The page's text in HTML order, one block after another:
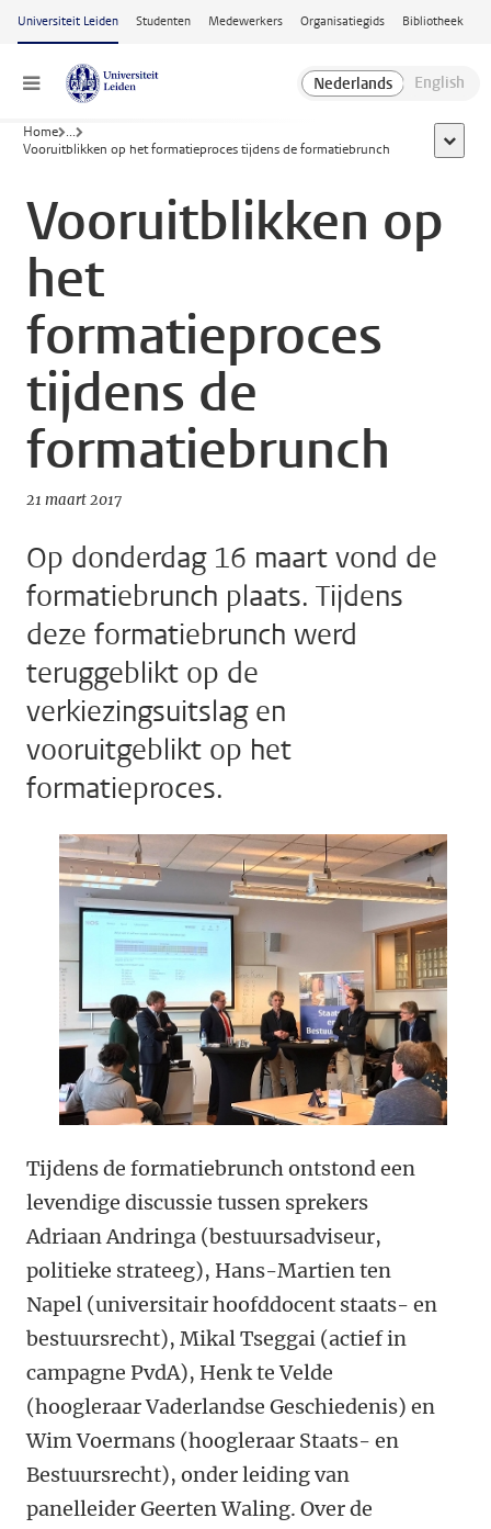
Ga naar hoofdinhoud
Universiteit Leiden Studenten Medewerkers Organisatiegids Bibliotheek
Menu
Home ...
Vooruitblikken op het formatieproces tijdens de formatiebrunch
toon
Vooruitblikken op
het
formatieproces
tijdens de
formatiebrunch
21 maart 2017
Op donderdag 16 maart vond de
formatiebrunch plaats. Tijdens
deze formatiebrunch werd
teruggeblikt op de
verkiezingsuitslag en
vooruitgeblikt op het
formatieproces.
Tijdens de formatiebrunch ontstond een
levendige discussie tussen sprekers
Adriaan Andringa (bestuursadviseur,
politieke strateeg), Hans-Martien ten
Napel (universitair hoofddocent staats- en
bestuursrecht), Mikal Tseggai (actief in
campagne PvdA), Henk te Velde
(hoogleraar Vaderlandse Geschiedenis) en
Wim Voermans (hoogleraar Staats- en
Bestuursrecht), onder leiding van
panelleider Geerten Waling. Over de